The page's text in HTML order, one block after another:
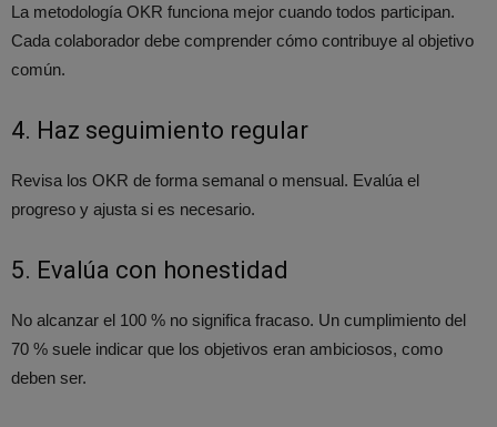
La metodología OKR funciona mejor cuando todos participan.
Cada colaborador debe comprender cómo contribuye al objetivo
común.
4. Haz seguimiento regular
Revisa los OKR de forma semanal o mensual. Evalúa el
progreso y ajusta si es necesario.
5. Evalúa con honestidad
No alcanzar el 100 % no significa fracaso. Un cumplimiento del
70 % suele indicar que los objetivos eran ambiciosos, como
deben ser.